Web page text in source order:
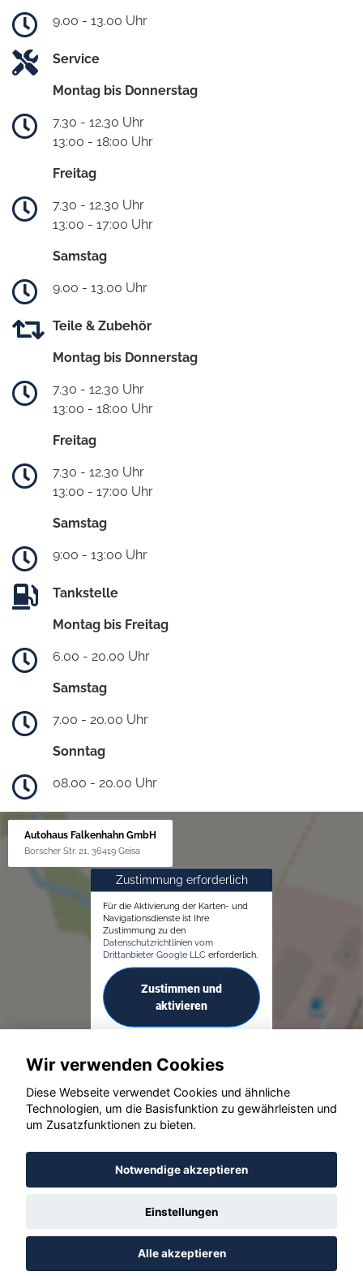
9.00 - 13.00 Uhr
Service
Montag bis Donnerstag
7.30 - 12.30 Uhr
13:00 - 18:00 Uhr
Freitag
7.30 - 12.30 Uhr
13:00 - 17:00 Uhr
Samstag
9.00 - 13.00 Uhr
Teile & Zubehör
Montag bis Donnerstag
7.30 - 12.30 Uhr
13:00 - 18:00 Uhr
Freitag
7.30 - 12.30 Uhr
13:00 - 17:00 Uhr
Samstag
9:00 - 13:00 Uhr
Tankstelle
Montag bis Freitag
6.00 - 20.00 Uhr
Samstag
7.00 - 20.00 Uhr
Sonntag
08.00 - 20.00 Uhr
Autohaus Falkenhahn GmbH
Borscher Str. 21, 36419 Geisa
Zustimmung erforderlich
Für die Aktivierung der Karten- und
Navigationsdienste ist Ihre
Zustimmung zu den
Datenschutzrichtlinien vom
Drittanbieter Google LLC erforderlich.
Zustimmen und
aktivieren
© konjunkturmotor.de GmbH 2020 - 2026
Wir verwenden Cookies
Diese Webseite verwendet Cookies und ähnliche
Technologien, um die Basisfunktion zu gewährleisten und
um Zusatzfunktionen zu bieten.
Notwendige akzeptieren
Einstellungen
Alle akzeptieren